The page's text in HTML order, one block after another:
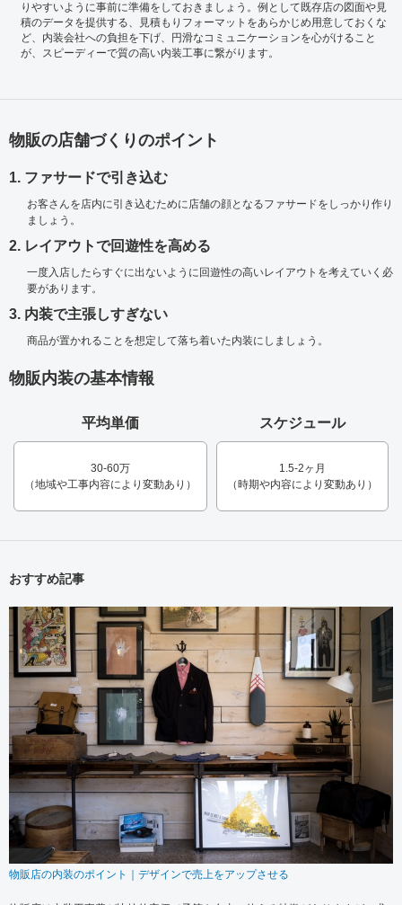
りやすいように事前に準備をしておきましょう。例として既存店の図面や見
積のデータを提供する、見積もりフォーマットをあらかじめ用意しておくな
ど、内装会社への負担を下げ、円滑なコミュニケーションを心がけること
が、スピーディーで質の高い内装工事に繋がります。
物販の店舗づくりのポイント
1. ファサードで引き込む
お客さんを店内に引き込むために店舗の顔となるファサードをしっかり作り
ましょう。
2. レイアウトで回遊性を高める
一度入店したらすぐに出ないように回遊性の高いレイアウトを考えていく必
要があります。
3. 内装で主張しすぎない
商品が置かれることを想定して落ち着いた内装にしましょう。
物販内装の基本情報
平均単価
30-60万
（地域や工事内容により変動あり）
スケジュール
1.5-2ヶ月
（時期や内容により変動あり）
おすすめ記事
物販店の内装のポイント｜デザインで売上をアップさせる